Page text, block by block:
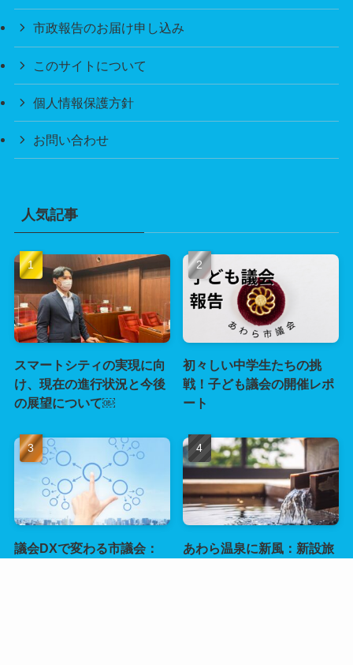
市政報告のお届け申し込み
このサイトについて
個人情報保護方針
お問い合わせ
人気記事
スマートシティの実現に向
け、現在の進行状況と今後
の展望について￼
初々しい中学生たちの挑
戦！子ども議会の開催レポ
ート
議会DXで変わる市議会：
あわら温泉に新風：新設旅